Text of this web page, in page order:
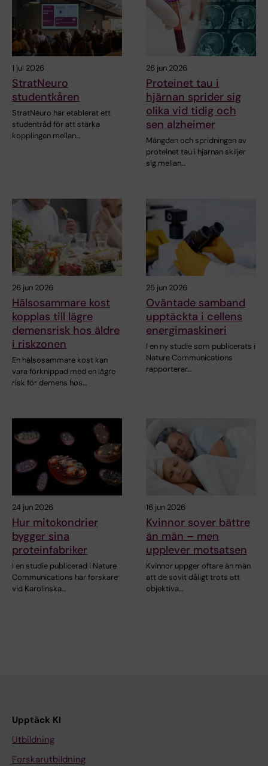
1 jul 2026
StratNeuro
studentkåren
StratNeuro har etablerat ett
studentråd för att stärka
kopplingen mellan…
26 jun 2026
Proteinet tau i
hjärnan sprider sig
olika vid tidig och
sen alzheimer
Mängden och spridningen av
proteinet tau i hjärnan skiljer
sig mellan…
26 jun 2026
Hälsosammare kost
kopplas till lägre
demensrisk hos äldre
i riskzonen
En hälsosammare kost kan
vara förknippad med en lägre
risk för demens hos…
25 jun 2026
Oväntade samband
upptäckta i cellens
energimaskineri
I en ny studie som publicerats i
Nature Communications
rapporterar…
24 jun 2026
Hur mitokondrier
bygger sina
proteinfabriker
I en studie publicerad i Nature
Communications har forskare
vid Karolinska…
16 jun 2026
Kvinnor sover bättre
än män – men
upplever motsatsen
Kvinnor uppger oftare än män
att de sovit dåligt trots att
objektiva…
Upptäck KI
Utbildning
Forskarutbildning